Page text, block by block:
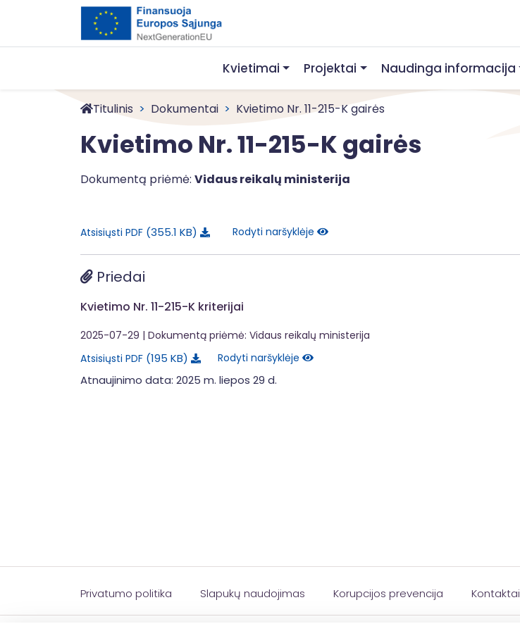
Kvietimai Projektai Naudinga informacija
Titulinis Dokumentai Kvietimo Nr. 11-215-K gairės
Kvietimo Nr. 11-215-K gairės
Dokumentą priėmė: Vidaus reikalų ministerija
Atsisiųsti PDF 355.1 KB Rodyti naršyklėje
Priedai
Kvietimo Nr. 11-215-K kriterijai
2025-07-29 | Dokumentą priėmė: Vidaus reikalų ministerija
Atsisiųsti PDF 195 KB Rodyti naršyklėje
Atnaujinimo data: 2025 m. liepos 29 d.
Privatumo politika Slapukų naudojimas Korupcijos prevencija Kontaktai